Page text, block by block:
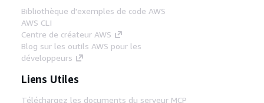
Bibliothèque d'exemples de code AWS
AWS CLI
Centre de créateur AWS
Blog sur les outils AWS pour les
développeurs
Liens Utiles
Téléchargez les documents du serveur MCP